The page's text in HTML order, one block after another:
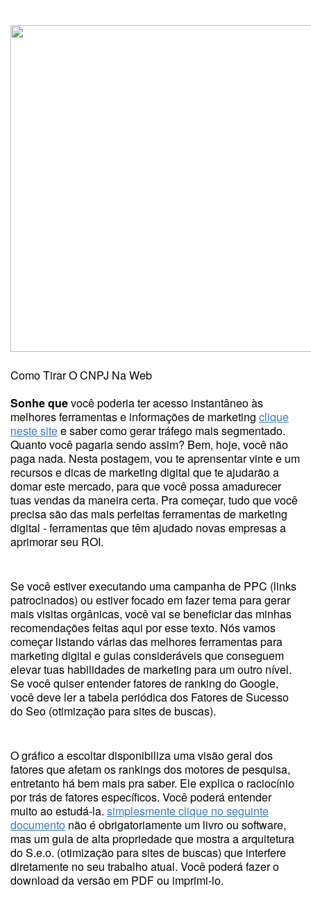
Como Tirar O CNPJ Na Web
Sonhe quevocê poderia ter acesso instantâneo às
melhores ferramentas e informações de marketing clique
neste sitee saber como gerar tráfego mais segmentado.
Quanto você pagaria sendo assim? Bem, hoje, você não
paga nada. Nesta postagem, vou te aprensentar vinte e um
recursos e dicas de marketing digital que te ajudarão a
domar este mercado, para que você possa amadurecer
tuas vendas da maneira certa. Pra começar, tudo que você
precisa são das mais perfeitas ferramentas de marketing
digital - ferramentas que têm ajudado novas empresas a
aprimorar seu ROI.
Se você estiver executando uma campanha de PPC (links
patrocinados) ou estiver focado em fazer tema para gerar
mais visitas orgânicas, você vai se beneficiar das minhas
recomendações feitas aqui por esse texto. Nós vamos
começar listando várias das melhores ferramentas para
marketing digital e guias consideráveis que conseguem
elevar tuas habilidades de marketing para um outro nível.
Se você quiser entender fatores de ranking do Google,
você deve ler a tabela periódica dos Fatores de Sucesso
do Seo (otimização para sites de buscas).
O gráfico a escoltar disponibiliza uma visão geral dos
fatores que afetam os rankings dos motores de pesquisa,
entretanto há bem mais pra saber. Ele explica o raciocínio
por trás de fatores específicos. Você poderá entender
muito ao estudá-la. simplesmente clique no seguinte
documento não é obrigatoriamente um livro ou software,
mas um guia de alta propriedade que mostra a arquitetura
do S.e.o. (otimização para sites de buscas) que interfere
diretamente no seu trabalho atual. Você poderá fazer o
download da versão em PDF ou imprimi-lo.